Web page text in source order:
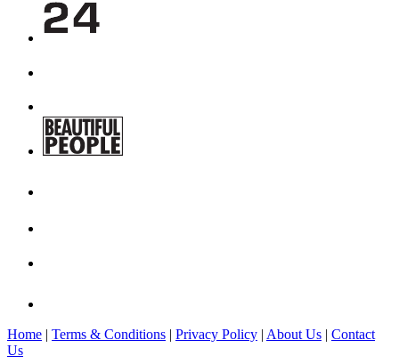
Home | Terms & Conditions | Privacy Policy | About Us | Contact
Us